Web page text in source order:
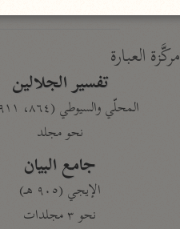
مركَّزة العبارة
تفسير الجلالين
المحلّي والسيوطي (٨٦٤، ٩١١ هـ)
نحو مجلد
جامع البيان
الإيجي (٩٠٥ هـ)
نحو ٣ مجلدات